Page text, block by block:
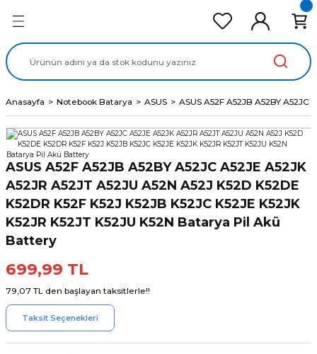
Ekran Panel
Data Kablo
Anasayfa Notebook Batarya ASUS ASUS A52F A52JB A52BY A52JC
ASUS A52F A52JB A52BY A52JC A52JE A52JK
A52JR A52JT A52JU A52N A52J K52D K52DE
K52DR K52F K52J K52JB K52JC K52JE K52JK
K52JR K52JT K52JU K52N Batarya Pil Akü
Battery
699,99 TL
79,07 TL den başlayan taksitlerle!!
Taksit Seçenekleri